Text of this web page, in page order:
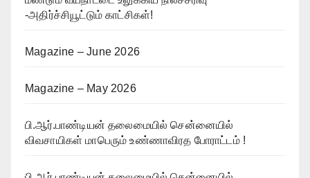
-அதிர்ச்சியூட்டும் காட்சிகள்!
Magazine – June 2026
Magazine – May 2026
பி.ஆர்.பாண்டியன் தலைமையில் சென்னையில்
விவசாயிகள் மாபெரும் உண்ணாவிரத போராட்டம் !